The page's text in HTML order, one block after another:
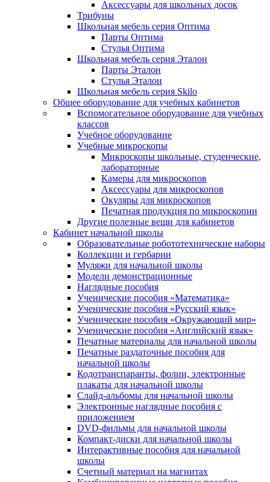
Аксессуары для школьных досок
Трибуны
Школьная мебель серия Оптима
Парты Оптима
Стулья Оптима
Школьная мебель серия Эталон
Парты Эталон
Стулья Эталон
Школьная мебель серия Skilo
Общее оборудование для учебных кабинетов
Вспомогательное оборудование для учебных
классов
Учебное оборудование
Учебные микроскопы
Микроскопы школьные, студенческие,
лабораторные
Камеры для микроскопов
Аксессуары для микроскопов
Окуляры для микроскопов
Печатная продукция по микроскопии
Другие полезные вещи для кабинетов
Кабинет начальной школы
Образовательные робототехнические наборы
Коллекции и гербарии
Муляжи для начальной школы
Модели демонстрационные
Наглядные пособия
Ученические пособия «Математика»
Ученические пособия «Русский язык»
Ученические пособия «Окружающий мир»
Ученические пособия «Английский язык»
Печатные материалы для начальной школы
Печатные раздаточные пособия для
начальной школы
Кодотранспаранты, фолии, электронные
плакаты для начальной школы
Слайд-альбомы для начальной школы
Электронные наглядные пособия с
приложением
DVD-фильмы для начальной школы
Компакт-диски для начальной школы
Интерактивные пособия для начальной
школы
Счетный материал на магнитах